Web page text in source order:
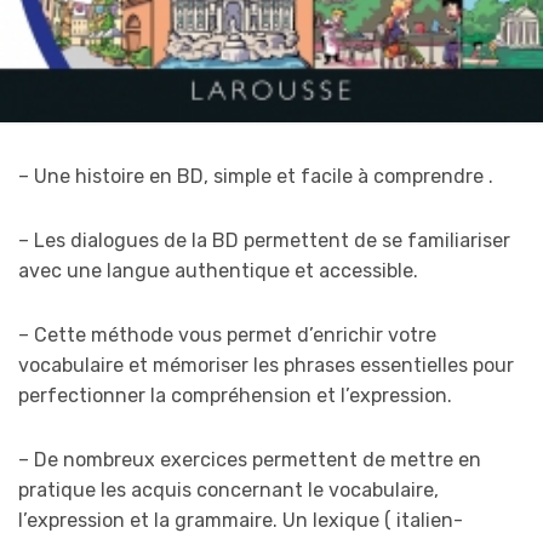
– Une histoire en BD, simple et facile à comprendre .
– Les dialogues de la BD permettent de se familiariser
avec une langue authentique et accessible.
– Cette méthode vous permet d’enrichir votre
vocabulaire et mémoriser les phrases essentielles pour
perfectionner la compréhension et l’expression.
– De nombreux exercices permettent de mettre en
pratique les acquis concernant le vocabulaire,
l’expression et la grammaire. Un lexique ( italien-